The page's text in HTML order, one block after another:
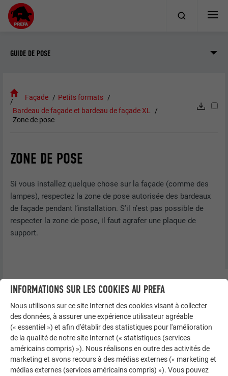
GUIDE DE POSE
Façade
Petits formats
Bardeau de façade et bardeau de façade XL
Zone de pose
ZONE DE POSE
Si vous installez quelque chose sur la façade (comme des
lampes), respectez la zone de pose autorisée des bardeaux
de façade pendant l’installation. S’il n’est pas possible de
respecter la zone de pose, il faut agrafer une plaque de
support.
INFORMATIONS SUR LES COOKIES AU PREFA
Nous utilisons sur ce site Internet des cookies visant à collecter
des données, à assurer une expérience utilisateur agréable
(« essentiel ») et afin d'établir des statistiques pour l'amélioration
de la qualité de notre site Internet (« statistiques (services
américains compris) »). Nous réalisons en outre des activités de
marketing et avons recours à des médias externes (« marketing et
médias externes (services américains compris) »). Vous pouvez